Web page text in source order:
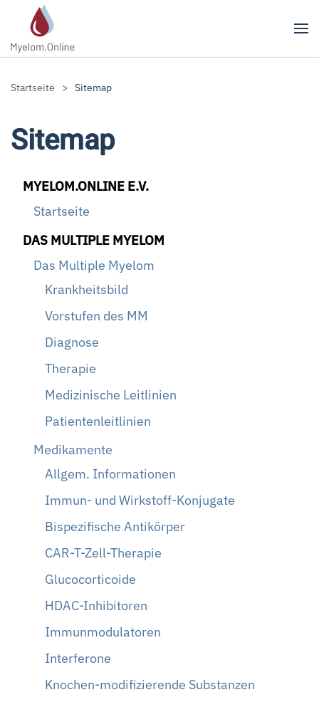
Zum Hauptinhalt springen
Startseite Sitemap
Sitemap
MYELOM.ONLINE E.V.
Startseite
DAS MULTIPLE MYELOM
Das Multiple Myelom
Krankheitsbild
Vorstufen des MM
Diagnose
Therapie
Medizinische Leitlinien
Patientenleitlinien
Medikamente
Allgem. Informationen
Immun- und Wirkstoff-Konjugate
Bispezifische Antikörper
CAR-T-Zell-Therapie
Glucocorticoide
HDAC-Inhibitoren
Immunmodulatoren
Interferone
Knochen-modifizierende Substanzen